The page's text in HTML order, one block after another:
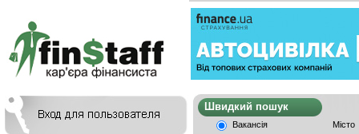
Швидкий
Вакансія
Місто